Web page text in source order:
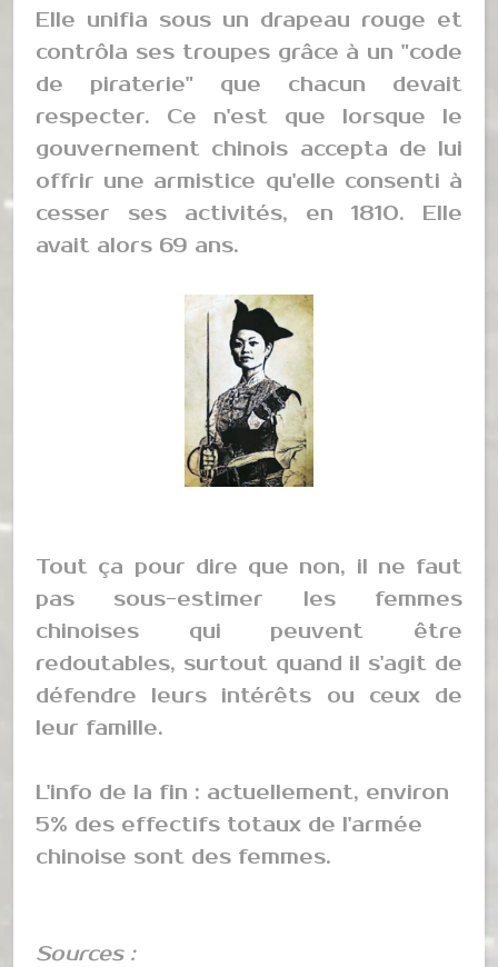
Elle unifia sous un drapeau rouge et
contrôla ses troupes grâce à un "code
de piraterie" que chacun devait
respecter. Ce n'est que lorsque le
gouvernement chinois accepta de lui
offrir une armistice qu'elle consenti à
cesser ses activités, en 1810. Elle
avait alors 69 ans.
Tout ça pour dire que non, il ne faut
pas sous-estimer les femmes
chinoises qui peuvent être
redoutables, surtout quand il s'agit de
défendre leurs intérêts ou ceux de
leur famille.
L'info de la fin : actuellement, environ
5% des effectifs totaux de l'armée
chinoise sont des femmes.
Sources :